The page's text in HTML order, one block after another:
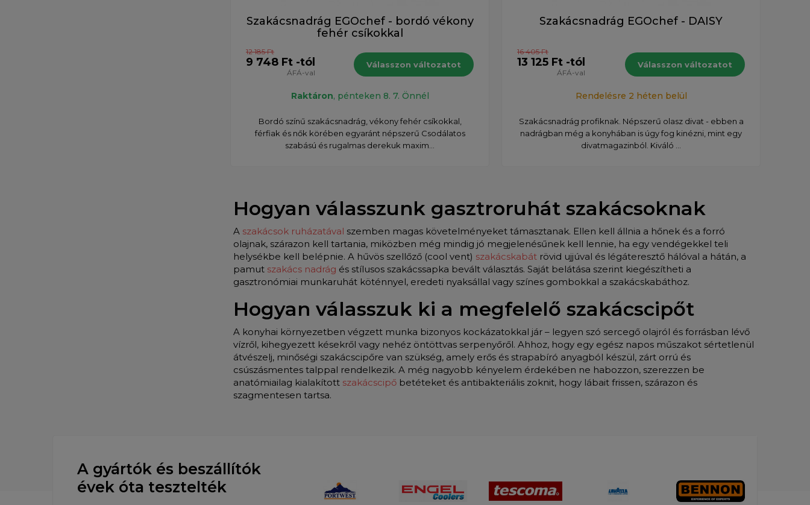
Szakácsnadrág EGOchef - bordó vékony
fehér csíkokkal
12 185 Ft
9 748 Ft -tól
ÁFÁ-val
Válasszon változatot
Raktáron, pénteken 8. 7. Önnél
Bordó színű szakácsnadrág, vékony fehér csíkokkal,
férfiak és nők körében egyaránt népszerű Csodálatos
szabású és rugalmas derekuk maxim...
Szakácsnadrág EGOchef - DAISY
16 405 Ft
13 125 Ft -tól
ÁFÁ-val
Válasszon változatot
Rendelésre 2 héten belül
Szakácsnadrág profiknak. Népszerű olasz divat - ebben a
nadrágban még a konyhában is úgy fog kinézni, mint egy
divatmagazinból. Kiváló ...
Hogyan válasszunk gasztroruhát szakácsoknak
A szakácsok ruházatával szemben magas követelményeket támasztanak. Ellen kell állnia a hőnek és a forró
olajnak, szárazon kell tartania, miközben még mindig jó megjelenésűnek kell lennie, ha egy vendégekkel teli
helysékbe kell belépnie. A hűvös szellőző (cool vent) szakácskabát rövid ujjúval és légáteresztő hálóval a hátán, a
pamut szakács nadrág és stílusos szakácssapka bevált választás. Saját belátása szerint kiegészítheti a
gasztronómiai munkaruhát köténnyel, eredeti nyaksállal vagy színes gombokkal a szakácskabáthoz.
Hogyan válasszuk ki a megfelelő szakácscipőt
A konyhai környezetben végzett munka bizonyos kockázatokkal jár – legyen szó sercegő olajról és forrásban lévő
vízről, kihegyezett késekről vagy nehéz öntöttvas serpenyőről. Ahhoz, hogy egy egész napos műszakot sértetlenül
átvészelj, minőségi szakácscipőre van szükség, amely erős és strapabíró anyagból készül, zárt orrú és
csúszásmentes talppal rendelkezik. A még nagyobb kényelem érdekében ne habozzon, szerezzen be
anatómiailag kialakított szakácscipő betéteket és antibakteriális zoknit, hogy lábait frissen, szárazon és
szagmentesen tartsa.
A gyártók és beszállítók
évek óta tesztelték